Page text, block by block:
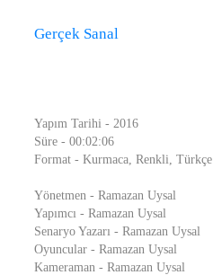
Gerçek Sanal
Yapım Tarihi - 2016
Süre - 00:02:06
Format - Kurmaca, Renkli, Türkçe
Yönetmen - Ramazan Uysal
Yapımcı - Ramazan Uysal
Senaryo Yazarı - Ramazan Uysal
Oyuncular - Ramazan Uysal
Kameraman - Ramazan Uysal